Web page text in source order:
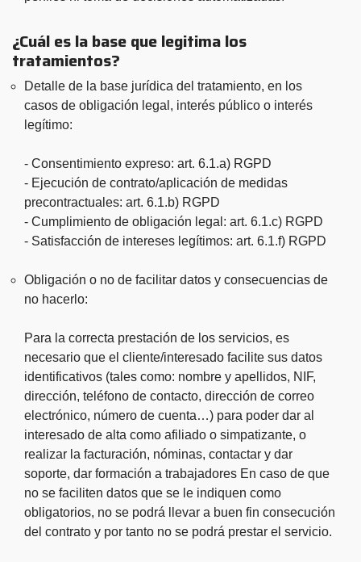
¿Cuál es la base que legitima los
tratamientos?
Detalle de la base jurídica del tratamiento, en los
casos de obligación legal, interés público o interés
legítimo:
- Consentimiento expreso: art. 6.1.a) RGPD
- Ejecución de contrato/aplicación de medidas
precontractuales: art. 6.1.b) RGPD
- Cumplimiento de obligación legal: art. 6.1.c) RGPD
- Satisfacción de intereses legítimos: art. 6.1.f) RGPD
Obligación o no de facilitar datos y consecuencias de
no hacerlo:
Para la correcta prestación de los servicios, es
necesario que el cliente/interesado facilite sus datos
identificativos (tales como: nombre y apellidos, NIF,
dirección, teléfono de contacto, dirección de correo
electrónico, número de cuenta…) para poder dar al
interesado de alta como afiliado o simpatizante, o
realizar la facturación, nóminas, contactar y dar
soporte, dar formación a trabajadores En caso de que
no se faciliten datos que se le indiquen como
obligatorios, no se podrá llevar a buen fin consecución
del contrato y por tanto no se podrá prestar el servicio.